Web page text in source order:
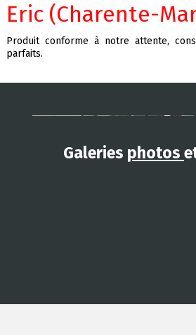
Eric (Charente-
Produit conforme à notre attente,
parfaits.
Galeries photos